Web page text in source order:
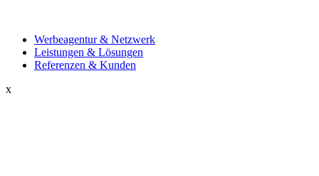
Werbeagentur & Netzwerk
Leistungen & Lösungen
Referenzen & Kunden
x